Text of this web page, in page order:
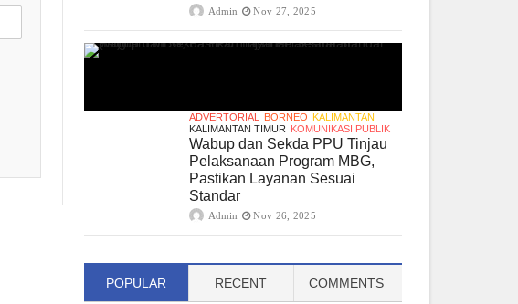
Admin Nov 27, 2025
ADVERTORIAL BORNEO KALIMANTAN
KALIMANTAN TIMUR KOMUNIKASI PUBLIK
Wabup dan Sekda PPU Tinjau
Pelaksanaan Program MBG,
Pastikan Layanan Sesuai
Standar
Admin Nov 26, 2025
POPULAR RECENT COMMENTS